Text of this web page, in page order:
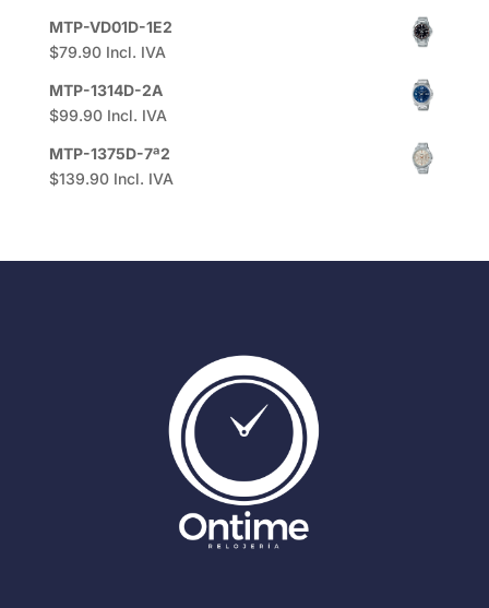
MTP-VD01D-1E2
$79.90 Incl. IVA
MTP-1314D-2A
$99.90 Incl. IVA
MTP-1375D-7ª2
$139.90 Incl. IVA